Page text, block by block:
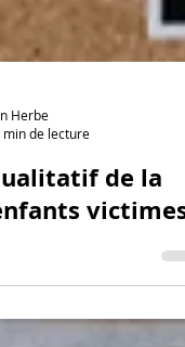
Herbe
de la
victimes